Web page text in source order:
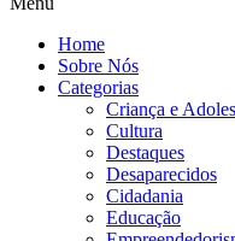
Home
Sobre Nós
Categorias
Criança e
Cultura
Destaques
Desaparecidos
Cidadania
Educação